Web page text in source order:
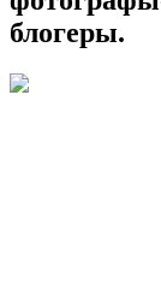
блогеры.